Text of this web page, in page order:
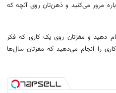
مرور می‌کنید و ذهن‌تان روی آنچه که
را داشته‌ایم: ۱۰۰ کار را درست انجام دهید و مغزتان روی یک کاری که فکر
را انجام می‌دهید که مغزتان سال‌ها